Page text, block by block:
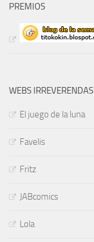
PREMIOS
WEBS IRREVERENDAS
El juego de la luna
Favelis
Fritz
JABcomics
Lola